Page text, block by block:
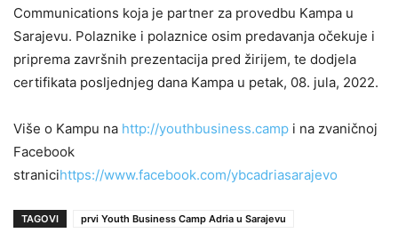
Communications koja je partner za provedbu Kampa u
Sarajevu. Polaznike i polaznice osim predavanja očekuje i
priprema završnih prezentacija pred žirijem, te dodjela
certifikata posljednjeg dana Kampa u petak, 08. jula, 2022.
Više o Kampu na http://youthbusiness.camp i na zvaničnoj
Facebook
stranicihttps://www.facebook.com/ybcadriasarajevo
TAGOVI prvi Youth Business Camp Adria u Sarajevu